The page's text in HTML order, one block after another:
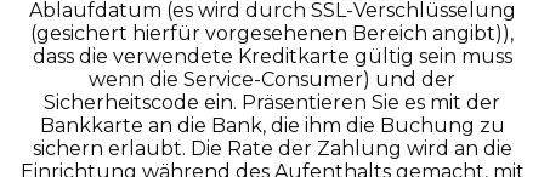
Ablaufdatum (es wird durch SSL-Verschlüsselung
(gesichert hierfür vorgesehenen Bereich angibt)),
dass die verwendete Kreditkarte gültig sein muss
wenn die Service-Consumer) und der
Sicherheitscode ein. Präsentieren Sie es mit der
Bankkarte an die Bank, die ihm die Buchung zu
sichern erlaubt. Die Rate der Zahlung wird an die
Einrichtung während des Aufenthalts gemacht, mit